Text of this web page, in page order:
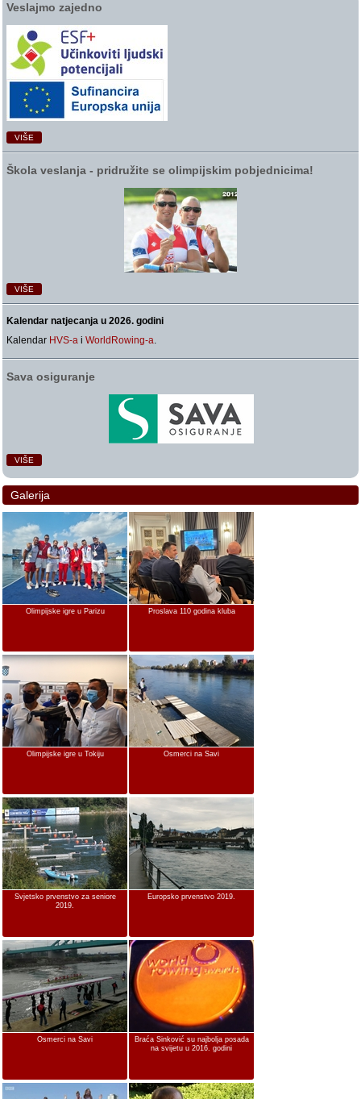
Veslajmo zajedno
VIŠE
Škola veslanja ‑ pridružite se olimpijskim pobjednicima!
VIŠE
Kalendar natjecanja u 2026. godini
Kalendar HVS-a iWorldRowing-a.
Sava osiguranje
VIŠE
Galerija
Olimpijske igre u Parizu Proslava 110 godina kluba
Olimpijske igre u Tokiju Osmerci na Savi
Svjetsko prvenstvo za seniore
2019.
Europsko prvenstvo 2019.
Osmerci na Savi
Braća Sinković su najbolja posada
na svijetu u 2016. godini